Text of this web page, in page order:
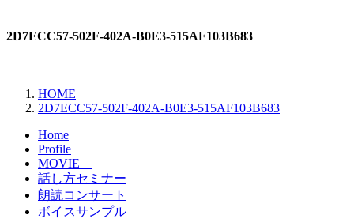
2D7ECC57-502F-402A-B0E3-515AF103B683
HOME
2D7ECC57-502F-402A-B0E3-515AF103B683
Home
Profile
MOVIE
話し方セミナー
朗読コンサート
ボイスサンプル